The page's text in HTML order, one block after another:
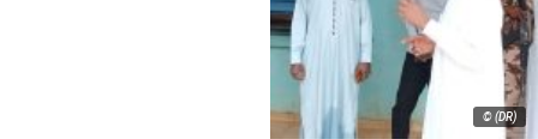
© (DR)